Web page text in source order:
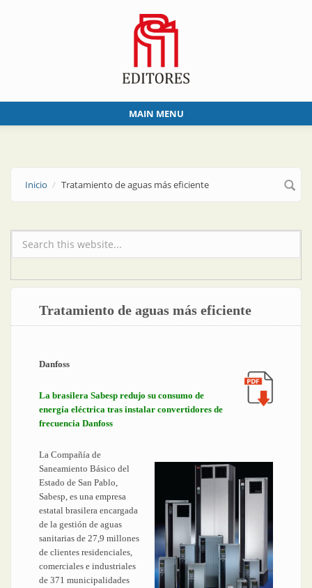
MAIN MENU
Inicio Tratamiento de aguas más eficiente
Formulario de búsqueda
Tratamiento de aguas más eficiente
Danfoss
La brasilera Sabesp redujo su consumo de
energía eléctrica tras instalar convertidores de
frecuencia Danfoss
La Compañía de
Saneamiento Básico del
Estado de San Pablo,
Sabesp, es una empresa
estatal brasilera encargada
de la gestión de aguas
sanitarias de 27,9 millones
de clientes residenciales,
comerciales e industriales
de 371 municipalidades